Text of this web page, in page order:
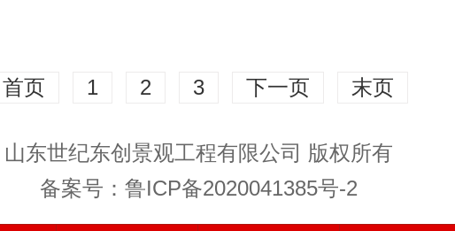
首页 1 2 3 下一页 末页
山东世纪东创景观工程有限公司 版权所有
备案号： 鲁ICP备2020041385号-2